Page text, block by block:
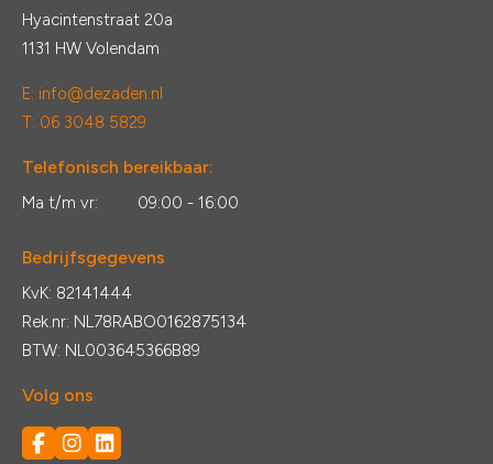
Hyacintenstraat 20a
1131 HW Volendam
E: info@dezaden.nl
T: 06 3048 5829
Telefonisch bereikbaar:
Ma t/m vr: 09:00 - 16:00
Bedrijfsgegevens
KvK: 82141444
Rek.nr: NL78RABO0162875134
BTW: NL003645366B89
Volg ons